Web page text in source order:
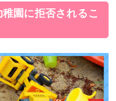
園に拒否されるこ